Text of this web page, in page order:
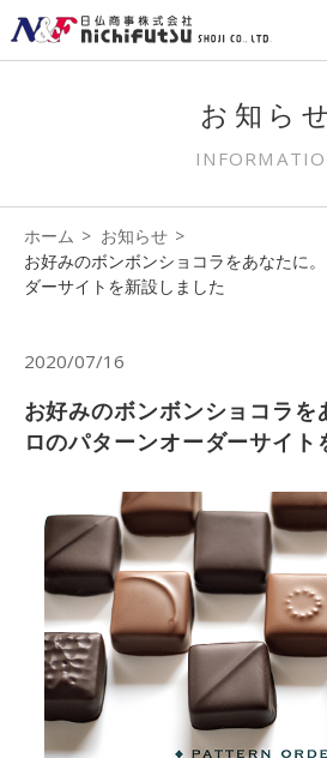
お知らせ
ホーム
お知らせ
お好みのボンボンショコラをあなたに
ダーサイトを新設しました
2020/07/16
お好みのボンボンショコラを
ロのパターンオーダーサイト